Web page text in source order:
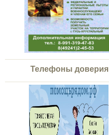
Телефоны доверия